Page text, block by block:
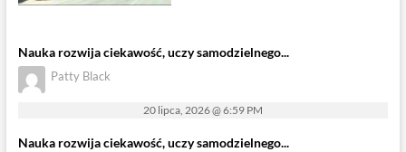
Nauka rozwija ciekawość, uczy samodzielnego...
Patty Black
20 lipca, 2026 @ 6:59 PM
Nauka rozwija ciekawość, uczy samodzielnego...